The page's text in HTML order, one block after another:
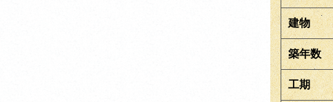
建物
築年数
工期